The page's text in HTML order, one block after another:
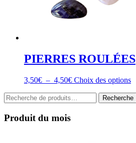
PIERRES ROULÉES
3,50€ – 4,50€Plage
Choix des optionsCe
a
Recherche
pour :
Recherche
Produit du mois